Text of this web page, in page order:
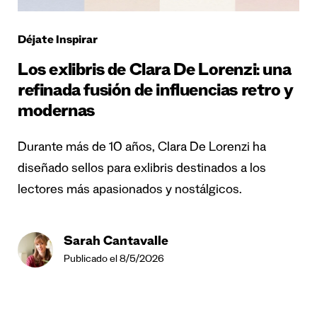
Déjate Inspirar
Los exlibris de Clara De Lorenzi: una
refinada fusión de influencias retro y
modernas
Durante más de 10 años, Clara De Lorenzi ha
diseñado sellos para exlibris destinados a los
lectores más apasionados y nostálgicos.
Sarah Cantavalle
Publicado el 8/5/2026